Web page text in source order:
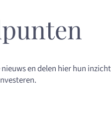
en delen hier hun